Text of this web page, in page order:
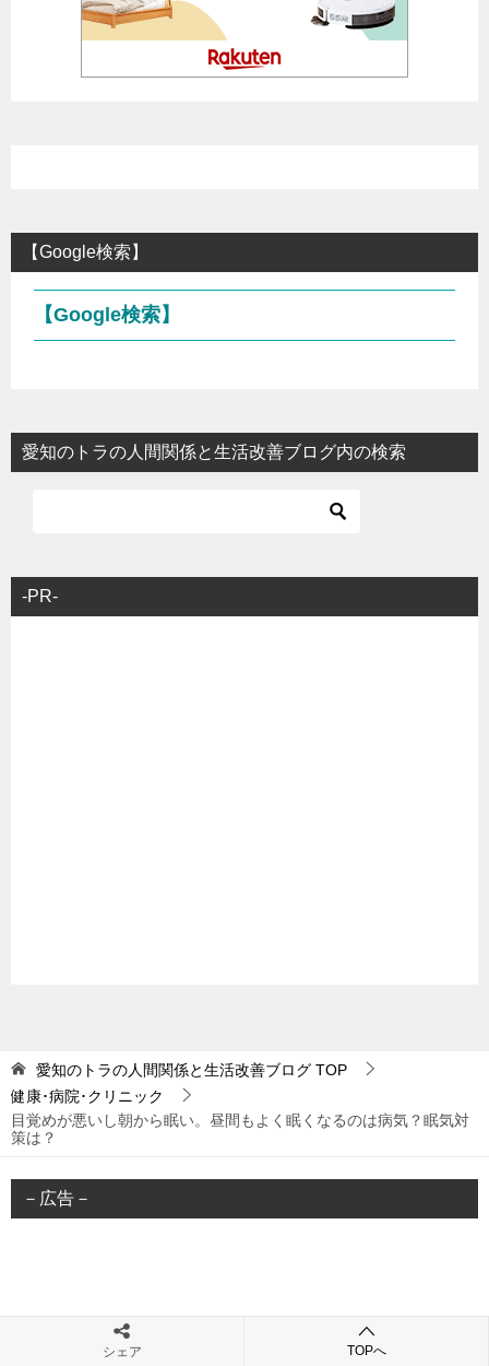
【Google検索】
【Google検索】
愛知のトラの人間関係と生活改善ブログ内の検索
-PR-
愛知のトラの人間関係と生活改善ブログ TOP
健康･病院･クリニック
目覚めが悪いし朝から眠い。昼間もよく眠くなるのは病気？眠気対
策は？
－広告－
シェア TOPへ